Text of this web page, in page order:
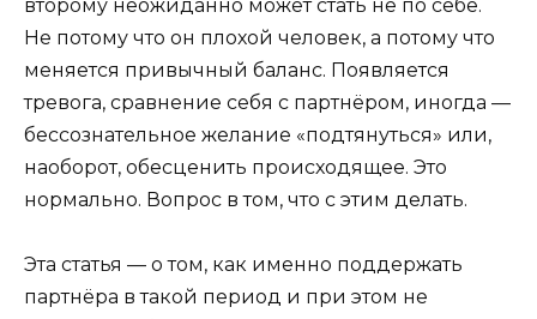
второму неожиданно может стать не по себе.
Не потому что он плохой человек, а потому что
меняется привычный баланс. Появляется
тревога, сравнение себя с партнёром, иногда —
бессознательное желание «подтянуться» или,
наоборот, обесценить происходящее. Это
нормально. Вопрос в том, что с этим делать.
Эта статья — о том, как именно поддержать
партнёра в такой период и при этом не